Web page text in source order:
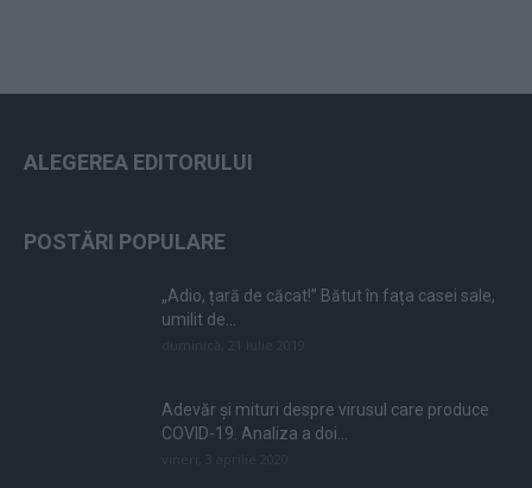
ALEGEREA EDITORULUI
POSTĂRI POPULARE
„Adio, țară de căcat!” Bătut în fața casei sale,
umilit de...
Adevăr și mituri despre virusul care produce
COVID-19. Analiza a doi...